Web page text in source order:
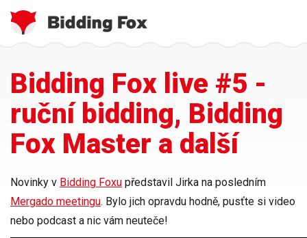
hlavnímu
obsahu
zde
Bidding Fox live #5 -
ruční bidding, Bidding
Fox Master a další
Novinky v Bidding Foxu představil Jirka na posledním
Mergado meetingu. Bylo jich opravdu hodně, pusťte si video
nebo podcast a nic vám neuteče!